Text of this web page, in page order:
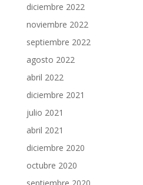
diciembre 2022
noviembre 2022
septiembre 2022
agosto 2022
abril 2022
diciembre 2021
julio 2021
abril 2021
diciembre 2020
octubre 2020